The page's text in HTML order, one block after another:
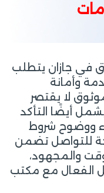
في جازان يتطلب
وأمانة
لا يقتصر
أيضًا التأكد
ووضوح شروط
للتواصل تضمن
والمجهود،
الفعال مع مكتب